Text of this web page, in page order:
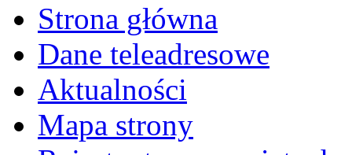
Strona główna
Dane teleadresowe
Aktualności
Mapa strony